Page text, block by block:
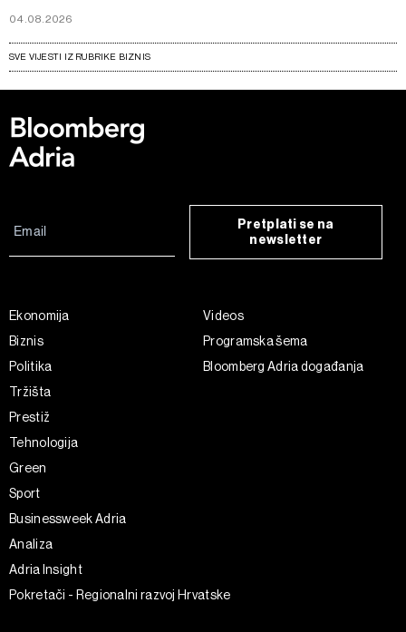
04.08.2026
SVE VIJESTI IZ RUBRIKE BIZNIS
Pretplati se na
newsletter
Ekonomija
Biznis
Politika
Tržišta
Prestiž
Tehnologija
Green
Sport
Businessweek Adria
Analiza
Adria Insight
Pokretači - Regionalni razvoj Hrvatske
Videos
Programska šema
Bloomberg Adria događanja